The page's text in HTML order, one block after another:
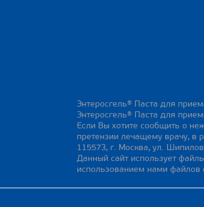
Энтеросгель® Паста для
Энтеросгель® Паста для
Если Вы хотите сообщить о
претензии лечащему врачу,
115573, г. Москва, ул.
Данный сайт использует
использованием нами файлов